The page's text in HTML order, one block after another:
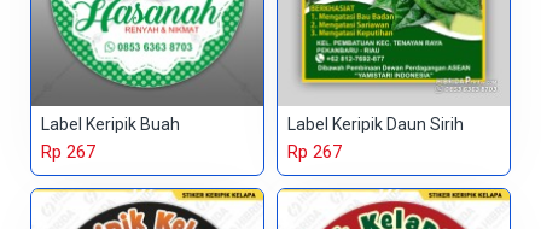
Label Keripik Buah
Rp 267
Label Keripik Daun Sirih
Rp 267